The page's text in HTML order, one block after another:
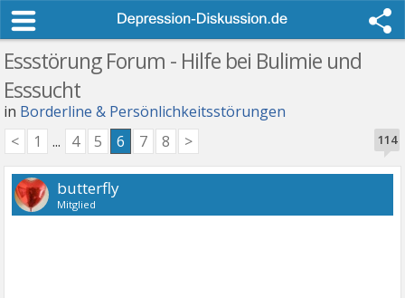
Essstörung Forum - Hilfe bei Bulimie und
Esssucht
in Borderline & Persönlichkeitsstörungen
114
< 1 ... 4 5 6 7 8 >
butterfly
Mitglied